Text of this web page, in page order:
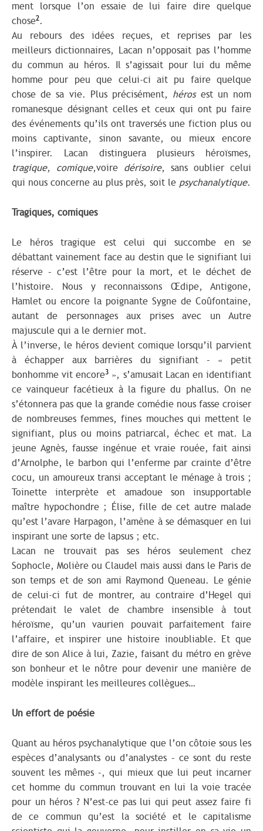
ment lorsque l’on essaie de lui faire dire quelque
chose2.
Au rebours des idées reçues, et reprises par les
meilleurs dictionnaires, Lacan n’opposait pas l’homme
du commun au héros. Il s’agissait pour lui du même
homme pour peu que celui-ci ait pu faire quelque
chose de sa vie. Plus précisément, hérosest un nom
romanesque désignant celles et ceux qui ont pu faire
des événements qu’ils ont traversés une fiction plus ou
moins captivante, sinon savante, ou mieux encore
l’inspirer. Lacan distinguera plusieurs héroïsmes,
tragique, comique,voire dérisoire, sans oublier celui
qui nous concerne au plus près, soit le psychanalytique.
Tragiques, comiques
Le héros tragique est celui qui succombe en se
débattant vainement face au destin que le signifiant lui
réserve – c’est l’être pour la mort, et le déchet de
l’histoire. Nous y reconnaissons Œdipe, Antigone,
Hamlet ou encore la poignante Sygne de Coûfontaine,
autant de personnages aux prises avec un Autre
majuscule qui a le dernier mot.
À l’inverse, le héros devient comique lorsqu’il parvient
à échapper aux barrières du signifiant – « petit
bonhomme vit encore3 », s’amusait Lacan en identifiant
ce vainqueur facétieux à la figure du phallus. On ne
s’étonnera pas que la grande comédie nous fasse croiser
de nombreuses femmes, fines mouches qui mettent le
signifiant, plus ou moins patriarcal, échec et mat. La
jeune Agnès, fausse ingénue et vraie rouée, fait ainsi
d’Arnolphe, le barbon qui l’enferme par crainte d’être
cocu, un amoureux transi acceptant le ménage à trois ;
Toinette interprète et amadoue son insupportable
maître hypochondre ; Élise, fille de cet autre malade
qu’est l’avare Harpagon, l’amène à se démasquer en lui
inspirant une sorte de lapsus ; etc.
Lacan ne trouvait pas ses héros seulement chez
Sophocle, Molière ou Claudel mais aussi dans le Paris de
son temps et de son ami Raymond Queneau. Le génie
de celui-ci fut de montrer, au contraire d’Hegel qui
prétendait le valet de chambre insensible à tout
héroïsme, qu’un vaurien pouvait parfaitement faire
l’affaire, et inspirer une histoire inoubliable. Et que
dire de son Alice à lui, Zazie, faisant du métro en grève
son bonheur et le nôtre pour devenir une manière de
modèle inspirant les meilleures collègues…
Un effort de poésie
Quant au héros psychanalytique que l’on côtoie sous les
espèces d’analysants ou d’analystes – ce sont du reste
souvent les mêmes –, qui mieux que lui peut incarner
cet homme du commun trouvant en lui la voie tracée
pour un héros ? N’est-ce pas lui qui peut assez faire fi
de ce commun qu’est la société et le capitalisme